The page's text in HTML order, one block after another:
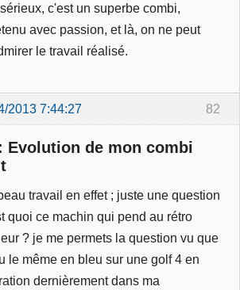
c'est un superbe combi,
avec passion, et là, on ne peut
le travail réalisé.
82
2013 7:44:27
Evolution de mon combi
travail en effet ; juste une question
quoi ce machin qui pend au rétro
? je me permets la question vu que
le même en bleu sur une golf 4 en
dernièrement dans ma